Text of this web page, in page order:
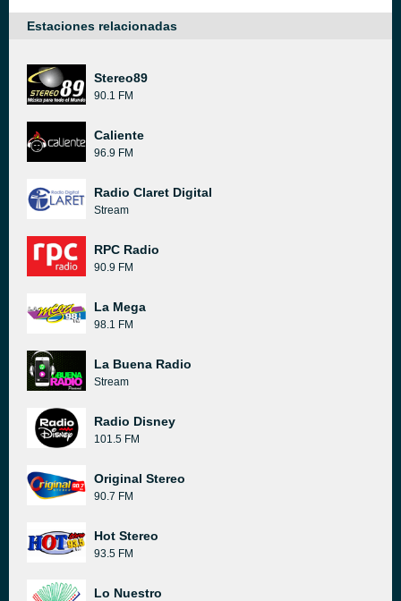
Estaciones relacionadas
Stereo89
90.1 FM
Caliente
96.9 FM
Radio Claret Digital
Stream
RPC Radio
90.9 FM
La Mega
98.1 FM
La Buena Radio
Stream
Radio Disney
101.5 FM
Original Stereo
90.7 FM
Hot Stereo
93.5 FM
Lo Nuestro